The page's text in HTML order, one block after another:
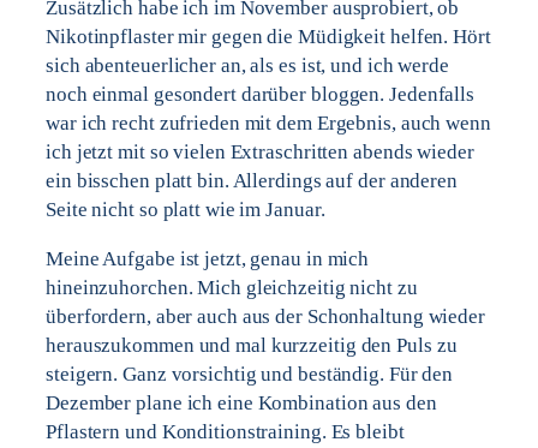
Zusätzlich habe ich im November ausprobiert, ob
Nikotinpflaster mir gegen die Müdigkeit helfen. Hört
sich abenteuerlicher an, als es ist, und ich werde
noch einmal gesondert darüber bloggen. Jedenfalls
war ich recht zufrieden mit dem Ergebnis, auch wenn
ich jetzt mit so vielen Extraschritten abends wieder
ein bisschen platt bin. Allerdings auf der anderen
Seite nicht so platt wie im Januar.
Meine Aufgabe ist jetzt, genau in mich
hineinzuhorchen. Mich gleichzeitig nicht zu
überfordern, aber auch aus der Schonhaltung wieder
herauszukommen und mal kurzzeitig den Puls zu
steigern. Ganz vorsichtig und beständig. Für den
Dezember plane ich eine Kombination aus den
Pflastern und Konditionstraining. Es bleibt